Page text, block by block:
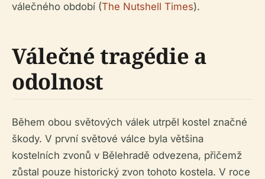
válečného období (The Nutshell Times).
Válečné tragédie a
odolnost
Během obou světových válek utrpěl kostel značné
škody. V první světové válce byla většina
kostelních zvonů v Bělehradě odvezena, přičemž
zůstal pouze historický zvon tohoto kostela. V roce